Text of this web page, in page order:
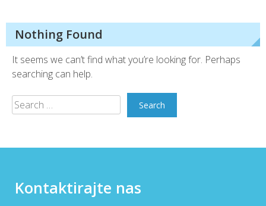
Nothing Found
It seems we can’t find what you’re looking for. Perhaps
searching can help.
Search
for:
Kontaktirajte nas